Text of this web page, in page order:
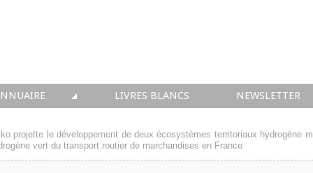
LIVRES BLANCS NEWSLETTER
projette le développement de deux écosystèmes territoriaux hydrogène
vert du transport routier de marchandises en France